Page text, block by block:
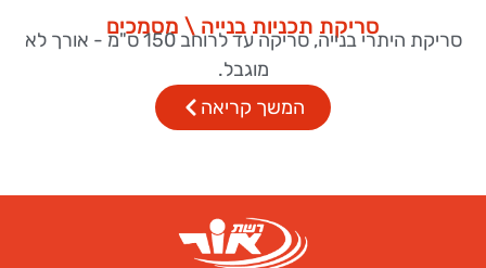
סריקת תכניות בנייה \ מסמכים
סריקת היתרי בנייה, סריקה עד לרוחב 150 ס"מ - אורך לא
מוגבל​.
המשך קריאה